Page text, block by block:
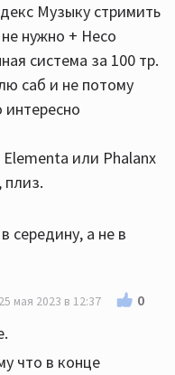
Музыку стримить
нужно + Heco
система за 100 тр.
саб и не потому
интересно
или Phalanx
плиз.
середину, а не в
25 мая 2023 в 12:37 0
что в конце